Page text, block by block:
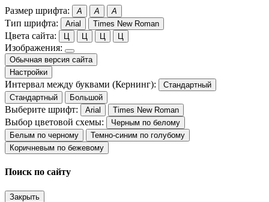
Размер шрифта: A A A
Тип шрифта: Arial Times New Roman
Цвета сайта: Ц Ц Ц Ц
Изображения:
Обычная версия сайта
Настройки
Интервал между буквами (Кернинг):
Стандартный
Стандартный
Большой
Выберите шрифт: Arial Times New Roman
Выбор цветовой схемы:
Черным по белому
Белым по черному
Темно-синим по голубому
Коричневым по бежевому
Поиск по сайту
Закрыть